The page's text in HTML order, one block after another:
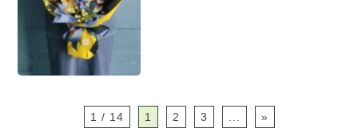
1 / 14 1 2 3 »